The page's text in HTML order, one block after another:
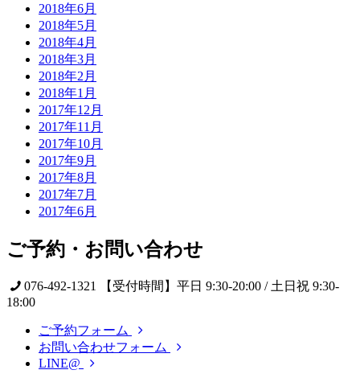
2018年6月
2018年5月
2018年4月
2018年3月
2018年2月
2018年1月
2017年12月
2017年11月
2017年10月
2017年9月
2017年8月
2017年7月
2017年6月
ご予約・お問い合わせ
076-492-1321
【受付時間】平日 9:30-20:00 / 土日祝 9:30-
18:00
ご予約フォーム
お問い合わせフォーム
LINE@